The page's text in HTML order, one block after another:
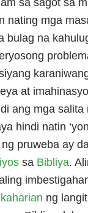
nating mga
bulag na
at
ang mga salita
hindi natin
pruweba ay
sa Bibliya.
kaharian ng